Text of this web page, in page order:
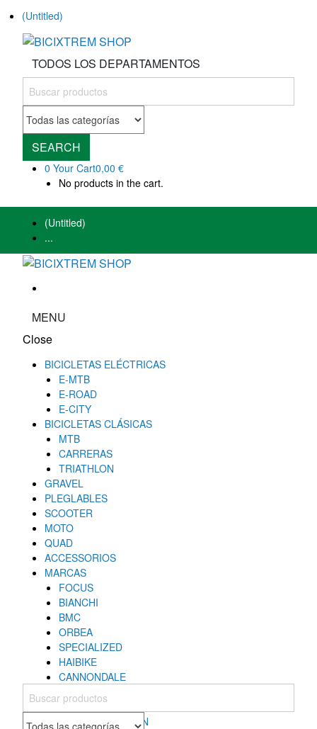
(Untitled)
TODOS LOS DEPARTAMENTOS
SEARCH
0 Your Cart0,00 €
No products in the cart.
(Untitled)
...
MENU
Close
BICICLETAS ELÉCTRICAS
E-MTB
E-ROAD
E-CITY
BICICLETAS CLÁSICAS
MTB
CARRERAS
TRIATHLON
GRAVEL
PLEGLABLES
SCOOTER
MOTO
QUAD
ACCESSORIOS
MARCAS
FOCUS
BIANCHI
BMC
ORBEA
SPECIALIZED
HAIBIKE
CANNONDALE
COLNAGO
MONDRAKER
ROCKY MOUNTAIN